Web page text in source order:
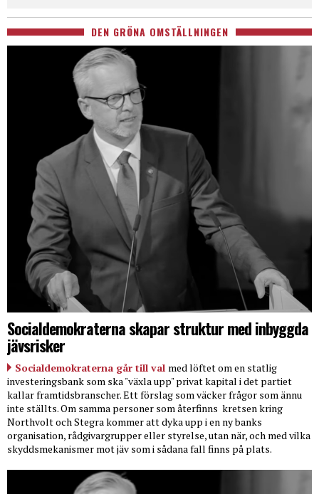
DEN GRÖNA OMSTÄLLNINGEN
Socialdemokraterna skapar struktur med inbyggda
jävsrisker
Socialdemokraterna går till val med löftet om en statlig
investeringsbank som ska "växla upp" privat kapital i det partiet
kallar framtidsbranscher. Ett förslag som väcker frågor som ännu
inte ställts. Om samma personer som återfinns kretsen kring
Northvolt och Stegra kommer att dyka upp i en ny banks
organisation, rådgivargrupper eller styrelse, utan när, och med vilka
skyddsmekanismer mot jäv som i sådana fall finns på plats.